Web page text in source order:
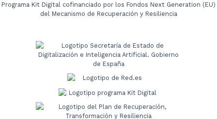
Programa Kit Digital cofinanciado por los Fondos Next Generation (EU)
del Mecanismo de Recuperación y Resiliencia